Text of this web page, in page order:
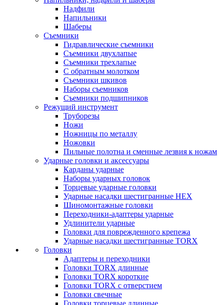
Надфили
Напильники
Шаберы
Съемники
Гидравлические съемники
Съемники двухлапые
Съемники трехлапые
С обратным молотком
Съемники шкивов
Наборы съемников
Съемники подшипников
Режущий инструмент
Труборезы
Ножи
Ножницы по металлу
Ножовки
Пильные полотна и сменные лезвия к ножам
Ударные головки и аксессуары
Карданы ударные
Наборы ударных головок
Торцевые ударные головки
Ударные насадки шестигранные HEX
Шиномонтажные головки
Переходники-адаптеры ударные
Удлинители ударные
Головки для поврежденного крепежа
Ударные насадки шестигранные TORX
Головки
Адаптеры и переходники
Головки TORX длинные
Головки TORX короткие
Головки TORX с отверстием
Головки свечные
Головки торцевые длинные